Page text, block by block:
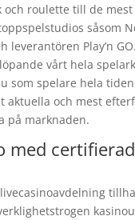
och roulette till de mest
såsom
leverantören Play’n
vårt hela
som spelare hela
aktuella och mest
på marknaden.
med